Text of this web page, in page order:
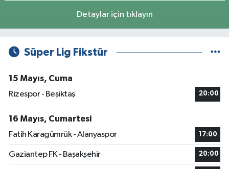
Detaylar için tıklayın
Süper Lig Fikstür
15 Mayıs, Cuma
Rizespor - Beşiktaş
20:00
16 Mayıs, Cumartesi
Fatih Karagümrük - Alanyaspor
17:00
Gaziantep FK - Başakşehir 20:00